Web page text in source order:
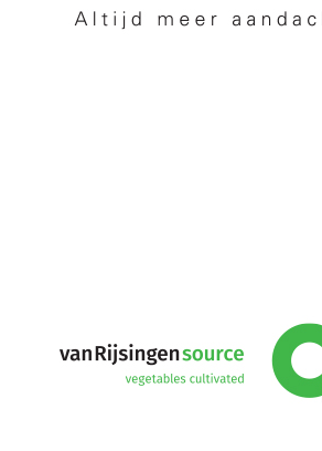
vanRijsingeningredients
Partners